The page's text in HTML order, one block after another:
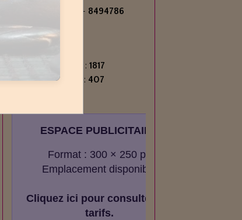
visiteurs - 8494786
pages vues
Nombre de pages :1817
Nombre d'articles : 407
ESPACE PUBLICITAIRE
Format : 300 × 250 px
Emplacement disponible
Cliquez ici pour consulter les
tarifs.